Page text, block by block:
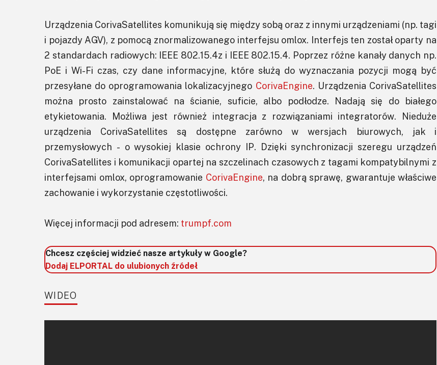
Urządzenia CorivaSatellites komunikują się między sobą oraz z innymi urządzeniami (np. tagi
i pojazdy AGV), z pomocą znormalizowanego interfejsu omlox. Interfejs ten został oparty na
2 standardach radiowych: IEEE 802.15.4z i IEEE 802.15.4. Poprzez różne kanały danych np.
PoE i Wi-Fi czas, czy dane informacyjne, które służą do wyznaczania pozycji mogą być
przesyłane do oprogramowania lokalizacyjnego CorivaEngine.​ Urządzenia CorivaSatellites
można prosto zainstalować na ścianie, suficie, albo podłodze. Nadają się do białego
etykietowania. Możliwa jest również integracja z rozwiązaniami integratorów. Nieduże
urządzenia CorivaSatellites są dostępne zarówno w wersjach biurowych, jak i
przemysłowych - o wysokiej klasie ochrony IP.​ Dzięki synchronizacji szeregu urządzeń
CorivaSatellites i komunikacji opartej na szczelinach czasowych z tagami kompatybilnymi z
interfejsami omlox, oprogramowanie CorivaEngine, na dobrą sprawę, gwarantuje właściwe
zachowanie i wykorzystanie częstotliwości.​
Więcej informacji pod adresem: trumpf.com
Chcesz częściej widzieć nasze artykuły w Google?
Dodaj ELPORTAL do ulubionych źródeł
WIDEO